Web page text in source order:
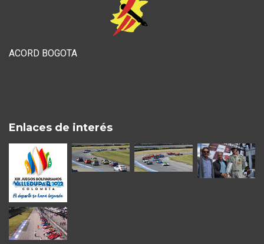
ACORD BOGOTA
Enlaces de interés